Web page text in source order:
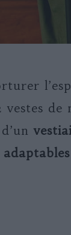
adaptables